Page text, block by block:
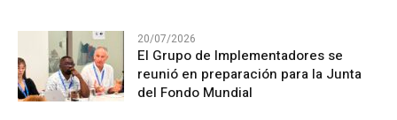
20/07/2026
El Grupo de Implementadores se
reunió en preparación para la Junta
del Fondo Mundial